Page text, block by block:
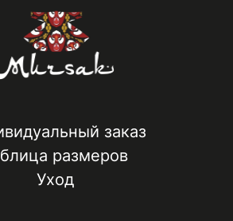
заказ
размеров
Уход